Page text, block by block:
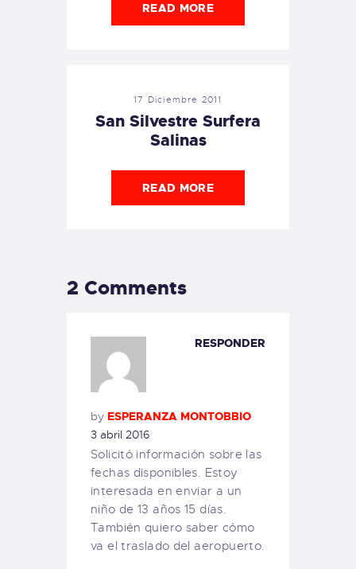
READ MORE
17 Diciembre 2011
San Silvestre Surfera
Salinas
READ MORE
2 Comments
by ESPERANZA MONTOBBIO
3 abril 2016
Solicitó información sobre las
fechas disponibles. Estoy
interesada en enviar a un
niño de 13 años 15 días.
También quiero saber cómo
va el traslado del aeropuerto.
RESPONDER